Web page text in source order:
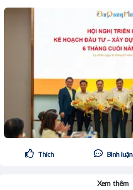
Thích Bình luận
Xem thêm